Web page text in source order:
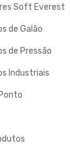
Soft Everest
de Galão
de Pressão
Industriais